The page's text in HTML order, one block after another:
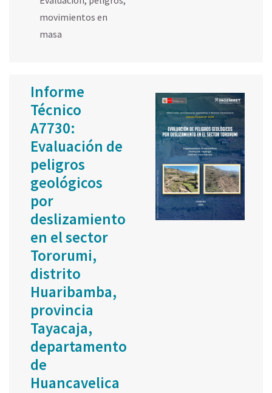
movimientos en
masa
Informe
Técnico
A7730:
Evaluación de
peligros
geológicos
por
deslizamiento
en el sector
Tororumi,
distrito
Huaribamba,
provincia
Tayacaja,
departamento
de
Huancavelica